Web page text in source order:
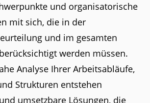
und organisatorische
mit sich, die in der
und im gesamten
werden müssen.
Analyse Ihrer Arbeitsabläufe,
Strukturen entstehen
umsetzbare Lösungen, die